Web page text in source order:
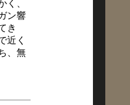
く、
ン響
き
近く
、無